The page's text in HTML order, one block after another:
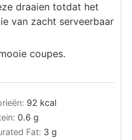
draaien totdat het
van zacht serveerbaar
coupes.
92 kcal
0.6 g
Fat: 3 g